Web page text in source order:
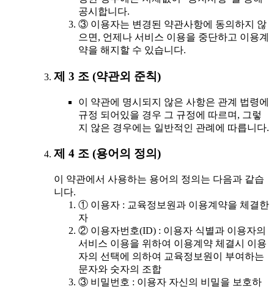
공시합니다.
③ 이용자는 변경된 약관사항에 동의하지 않
으면, 언제나 서비스 이용을 중단하고 이용계
약을 해지할 수 있습니다.
제 3 조 (약관외 준칙)
이 약관에 명시되지 않은 사항은 관계 법령에
규정 되어있을 경우 그 규정에 따르며, 그렇
지 않은 경우에는 일반적인 관례에 따릅니다.
제 4 조 (용어의 정의)
이 약관에서 사용하는 용어의 정의는 다음과 같습
니다.
① 이용자 : 교육정보원과 이용계약을 체결한
자
② 이용자번호(ID) : 이용자 식별과 이용자의
서비스 이용을 위하여 이용계약 체결시 이용
자의 선택에 의하여 교육정보원이 부여하는
문자와 숫자의 조합
③ 비밀번호 : 이용자 자신의 비밀을 보호하